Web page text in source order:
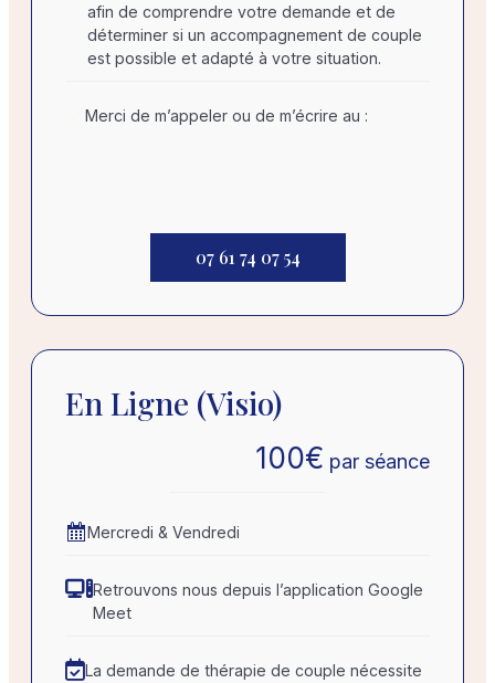
afin de comprendre votre demande et de
déterminer si un accompagnement de couple
est possible et adapté à votre situation.
Merci de m’appeler ou de m’écrire au :
07 61 74 07 54
En Ligne (visio)
100€ par séance
Mercredi & Vendredi
Retrouvons nous depuis l’application Google
Meet
La demande de thérapie de couple nécessite